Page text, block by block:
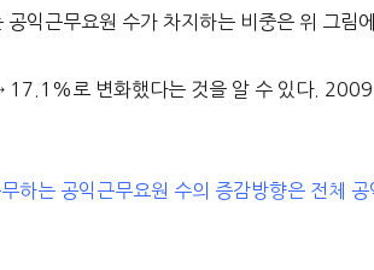
익근무요원 수가 차지하는 비중은 위 그림
로 변화했다는 것을 알 수 있다. 2009
는 공익근무요원 수의 증감방향은 전체 공